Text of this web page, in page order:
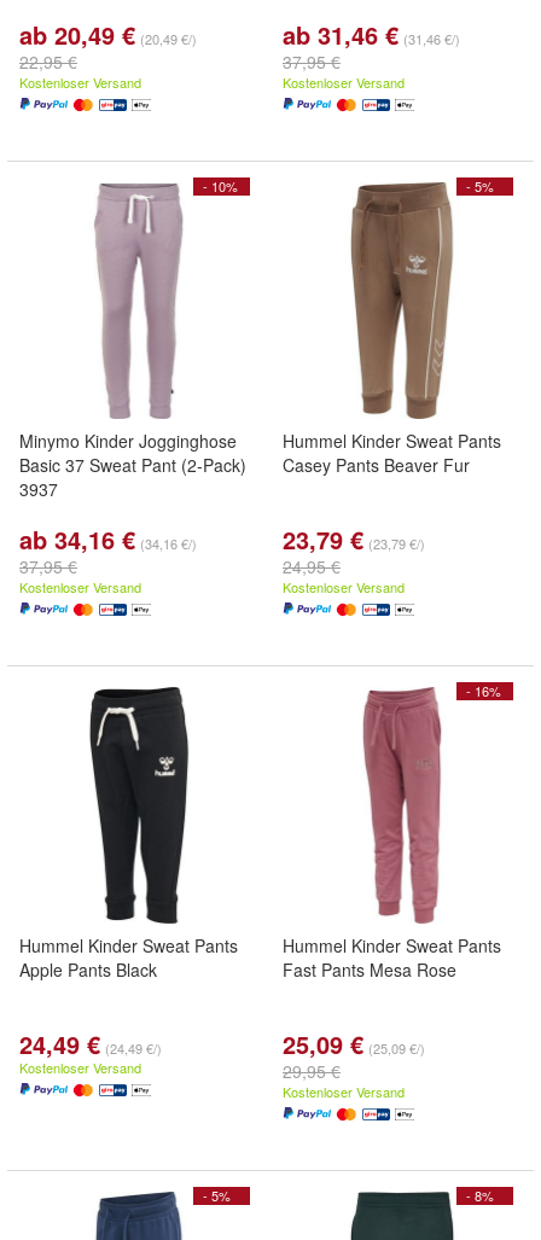
ab 20,49 € (20,49 €/)
22,95 €
Kostenloser Versand
ab 31,46 € (31,46 €/)
37,95 €
Kostenloser Versand
- 10%
Minymo Kinder Jogginghose
Basic 37 Sweat Pant (2-Pack)
3937
ab 34,16 € (34,16 €/)
37,95 €
Kostenloser Versand
- 5%
Hummel Kinder Sweat Pants
Casey Pants Beaver Fur
23,79 € (23,79 €/)
24,95 €
Kostenloser Versand
Hummel Kinder Sweat Pants
Apple Pants Black
24,49 € (24,49 €/)
Kostenloser Versand
- 16%
Hummel Kinder Sweat Pants
Fast Pants Mesa Rose
25,09 € (25,09 €/)
29,95 €
Kostenloser Versand
- 5% - 8%